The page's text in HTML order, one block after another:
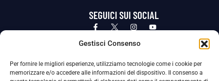
Gestisci Consenso
Per fornire le migliori esperienze, utilizziamo tecnologie come i cookie per
memorizzare e/o accedere alle informazioni del dispositivo. Il consenso a
SEGUICI SUI SOCIAL
Privacy Policy Cookie Policy
La Società ha nominato il Responsabile della Protezione dei Dati Personali (DPO), figura specializzata che vigila sulle modalità
adottate dalla nostra Società per tutelare i Suoi dati personali.